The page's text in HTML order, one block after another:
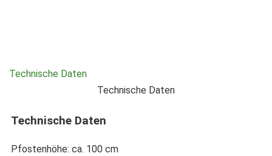
Technische Daten
Technische Daten
Technische Daten
Pfostenhöhe: ca. 100 cm